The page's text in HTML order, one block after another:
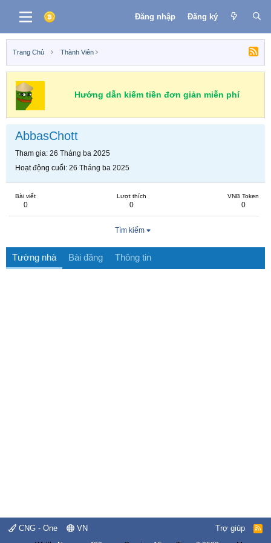
Đăng nhập Đăng ký
Trang Chủ Thành Viên
Hướng dẫn kiếm tiền đơn giản miễn phí
AbbasChott
Tham gia 26 Tháng ba 2025
Hoạt động cuối 26 Tháng ba 2025
Bài viết
0
Lượt thích
0
VNB Token
0
Tìm kiếm
Tường nhà Bài đăng Thông tin
CNG - One VN Trợ giúp
R